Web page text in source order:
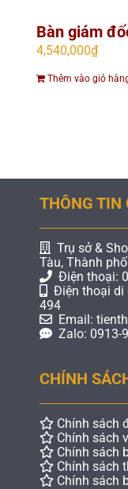
Bàn giám
4,540,000₫
Thêm vào giỏ
THÔNG TIN
Trụ sở &
Tàu, Thành
Điện thoại:
Điện thoại di
494
Email:
Zalo: 0913-
CHÍNH
Chính sách
Chính sách
Chính sách
Chính sách
Chính sách